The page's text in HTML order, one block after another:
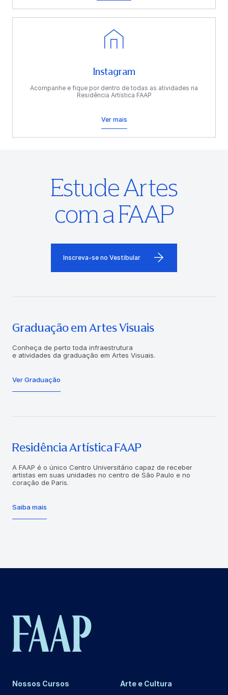
Instagram
Acompanhe e fique por dentro de todas as atividades na
Residência Artística FAAP
Ver mais
Estude Artes
com a FAAP
Inscreva-se no Vestibular
Graduação em Artes Visuais
Conheça de perto toda infraestrutura
e atividades da graduação em Artes Visuais.
Ver Graduação
Residência Artística FAAP
A FAAP é o único Centro Universitário capaz de receber
artistas em suas unidades no centro de São Paulo e no
coração de Paris.
Saiba mais
Nossos Cursos Arte e Cultura